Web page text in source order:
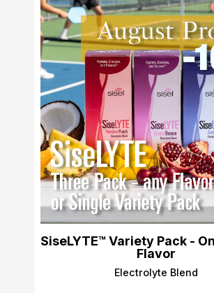
SiseLYTE™ Variety Pack -
Flavor
Electrolyte Blend